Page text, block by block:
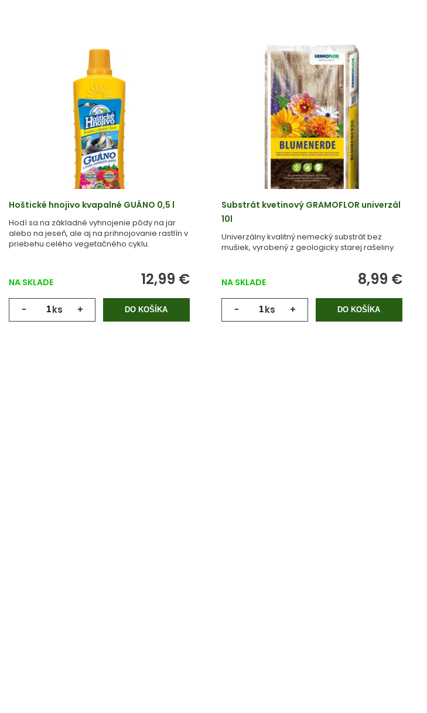
Hoštické hnojivo kvapalné GUÁNO 0,5 l
Hodí sa na základné vyhnojenie pôdy na jar
alebo na jeseň, ale aj na prihnojovanie rastlín v
priebehu celého vegetačného cyklu.
NA SKLADE 12,99 €
- ks + DO KOŠÍKA
Substrát kvetinový GRAMOFLOR univerzál
10l
Univerzálny kvalitný nemecký substrát bez
mušiek, vyrobený z geologicky starej rašeliny.
NA SKLADE 8,99 €
- ks + DO KOŠÍKA